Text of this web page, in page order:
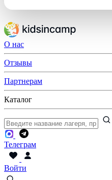
О нас
Отзывы
Партнерам
Каталог
Телеграм
Войти